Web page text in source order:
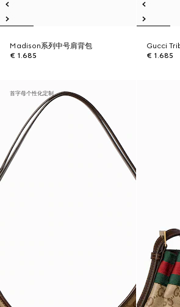
Madison系列中号肩背包
€ 1.685
Gucci
€ 1.685
首字母个性化定制